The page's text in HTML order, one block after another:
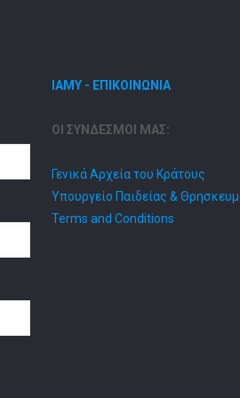
ΙΑΜΥ - ΕΠΙΚΟΙΝΩΝΙΑ
ΟΙ ΣΥΝΔΕΣΜΟΙ ΜΑΣ:
Γενικά Αρχεία του Κράτους
Υπουργείο Παιδείας &
Terms and Conditions